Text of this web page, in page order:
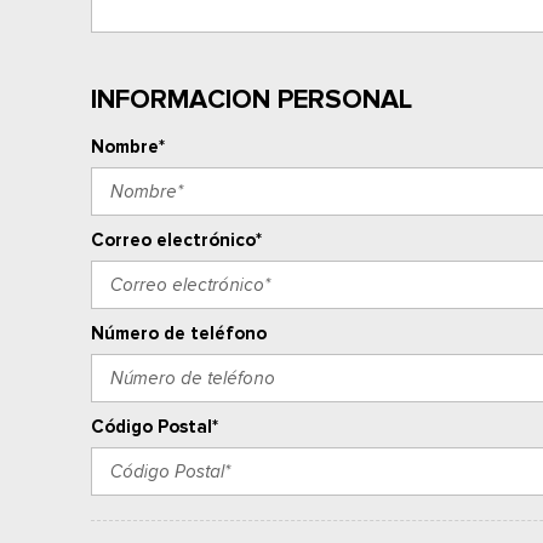
INFORMACION PERSONAL
Nombre*
Correo electrónico*
Número de teléfono
Código Postal*